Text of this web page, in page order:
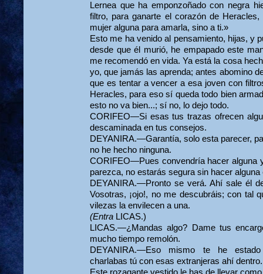
Lernea que ha emponzoñado con negra
filtro, para ganarte el corazón de
mujer alguna para amarla, sino a ti.»
Esto me ha venido al pensamiento, hijas, y
desde que él murió, he em­papado este
me recomendó en vida. Ya está la cosa
yo, que jamás las aprenda; antes abomino
que es tentar a vencer a esa joven con
Heracles, para eso sí queda todo bien
esto no va bien...; sí no, lo dejo todo.
CORIFEO—Si esas tus trazas ofrecen
descaminada en tus consejos.
DEYANIRA.—Garantía, solo esta parecer,
no he hecho ninguna.
CORIFEO—Pues convendría hacer alguna
parezca, no estarás segura sin hacer alguna
DEYANIRA.—Pronto se verá. Ahí sale él
Vosotras, ¡ojo!, no me descubráis; con tal
vilezas la envilecen a una.
(Entra LICAS.)
LICAS.—¿Mandas algo? Dame tus
mucho tiempo remolón.
DEYANIRA.—Eso mismo te he
charlabas tú con esas extranjeras ahí dentro.